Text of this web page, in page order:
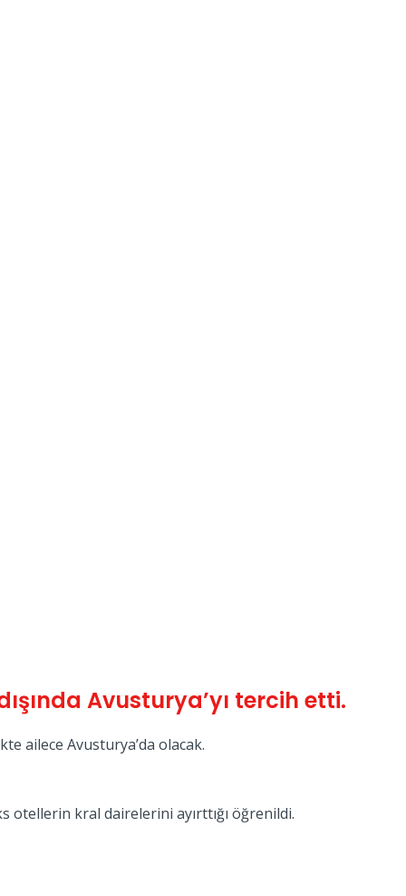
Avusturya’yı tercih etti.
ailece Avusturya’da olacak.
otellerin kral dairelerini ayırttığı öğrenildi.